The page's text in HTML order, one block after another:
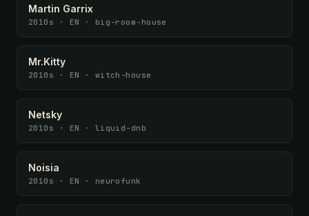
Martin Garrix
2010s · EN · big-room-house
Mr.Kitty
2010s · EN · witch-house
Netsky
2010s · EN · liquid-dnb
Noisia
2010s · EN · neurofunk